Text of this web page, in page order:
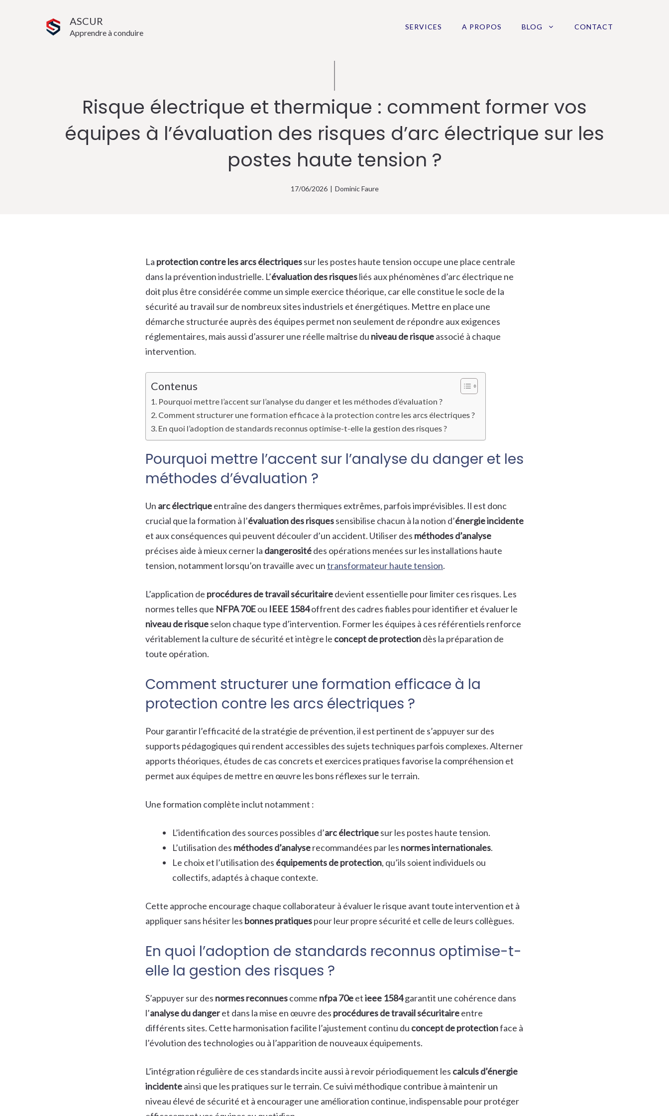
ASCUR
Apprendre à conduire
SERVICES A PROPOS BLOG CONTACT
Risque électrique et thermique : comment former vos
équipes à l’évaluation des risques d’arc électrique sur les
postes haute tension ?
17/06/2026 | Dominic Faure
La protection contre les arcs électriquessur les postes haute tension occupe une place centrale
dans la prévention industrielle. L’évaluation des risquesliés aux phénomènes d’arc électrique ne
doit plus être considérée comme un simple exercice théorique, car elle constitue le socle de la
sécurité au travail sur de nombreux sites industriels et énergétiques. Mettre en place une
démarche structurée auprès des équipes permet non seulement de répondre aux exigences
réglementaires, mais aussi d’assurer une réelle maîtrise du niveau de risqueassocié à chaque
intervention.
Contenus
Pourquoi mettre l’accent sur l’analyse du danger et les méthodes d’évaluation ?
Comment structurer une formation efficace à la protection contre les arcs électriques ?
En quoi l’adoption de standards reconnus optimise-t-elle la gestion des risques ?
Pourquoi mettre l’accent sur l’analyse du danger et les
méthodes d’évaluation ?
Un arc électriqueentraîne des dangers thermiques extrêmes, parfois imprévisibles. Il est donc
crucial que la formation à l’évaluation des risquessensibilise chacun à la notion d’énergie incidente
et aux conséquences qui peuvent découler d’un accident. Utiliser des méthodes d’analyse
précises aide à mieux cerner la dangerositédes opérations menées sur les installations haute
tension, notamment lorsqu’on travaille avec untransformateur haute tension.
L’application de procédures de travail sécuritairedevient essentielle pour limiter ces risques. Les
normes telles que NFPA 70Eou IEEE 1584offrent des cadres fiables pour identifier et évaluer le
niveau de risqueselon chaque type d’intervention. Former les équipes à ces référentiels renforce
véritablement la culture de sécurité et intègre le concept de protectiondès la préparation de
toute opération.
Comment structurer une formation efficace à la
protection contre les arcs électriques ?
Pour garantir l’efficacité de la stratégie de prévention, il est pertinent de s’appuyer sur des
supports pédagogiques qui rendent accessibles des sujets techniques parfois complexes. Alterner
apports théoriques, études de cas concrets et exercices pratiques favorise la compréhension et
permet aux équipes de mettre en œuvre les bons réflexes sur le terrain.
Une formation complète inclut notamment :
L’identification des sources possibles d’arc électriquesur les postes haute tension.
L’utilisation des méthodes d’analyserecommandées par les normes internationales.
Le choix et l’utilisation des équipements de protection, qu’ils soient individuels ou
collectifs, adaptés à chaque contexte.
Cette approche encourage chaque collaborateur à évaluer le risque avant toute intervention et à
appliquer sans hésiter les bonnes pratiquespour leur propre sécurité et celle de leurs collègues.
En quoi l’adoption de standards reconnus optimise-t-
elle la gestion des risques ?
S’appuyer sur des normes reconnuescomme nfpa 70eetieee 1584garantit une cohérence dans
l’analyse du dangeret dans la mise en œuvre des procédures de travail sécuritaireentre
différents sites. Cette harmonisation facilite l’ajustement continu du concept de protectionface à
l’évolution des technologies ou à l’apparition de nouveaux équipements.
L’intégration régulière de ces standards incite aussi à revoir périodiquement les calculs d’énergie
incidenteainsi que les pratiques sur le terrain. Ce suivi méthodique contribue à maintenir un
niveau élevé de sécurité et à encourager une amélioration continue, indispensable pour protéger